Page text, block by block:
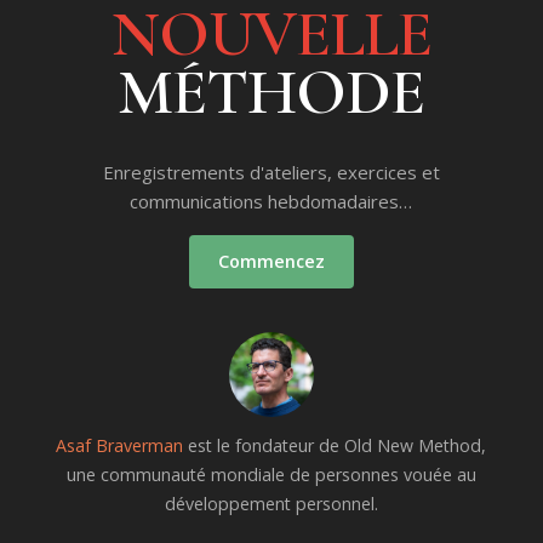
NOUVELLE
MÉTHODE
Enregistrements d'ateliers, exercices et
communications hebdomadaires…
Commencez
Asaf Braverman est le fondateur de Old New Method,
une communauté mondiale de personnes vouée au
développement personnel.